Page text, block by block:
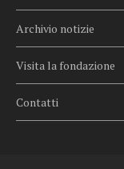
Archivio notizie
Visita la fondazione
Contatti